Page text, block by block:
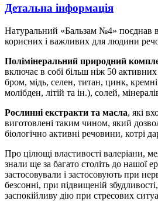
Детальна інформація
Натуральний «Бальзам №4» поєднав в
корисних і важливих для людини
Полімінеральний природний
включає в собі більш ніж 50 активних
бром, мідь, селен, титан, цинк,
молібден, літій та ін.), солей,
Рослинні екстракти та масла, які
виготовлені таким чином, який
біологічно активні речовини, котрі
Про цілющі властивості валеріани,
знали ще за багато століть до нашої
застосовували і застосовують при
безсонні, при підвищеній
заспокійливу дію при стресових